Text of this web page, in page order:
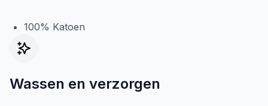
100% Katoen
Wassen en verzorgen